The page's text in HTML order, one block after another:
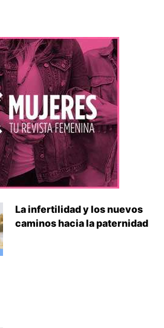
La infertilidad y los nuevos
caminos hacia la paternidad